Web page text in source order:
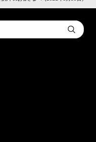
Submit